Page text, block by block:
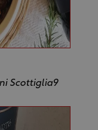
Scottiglia9